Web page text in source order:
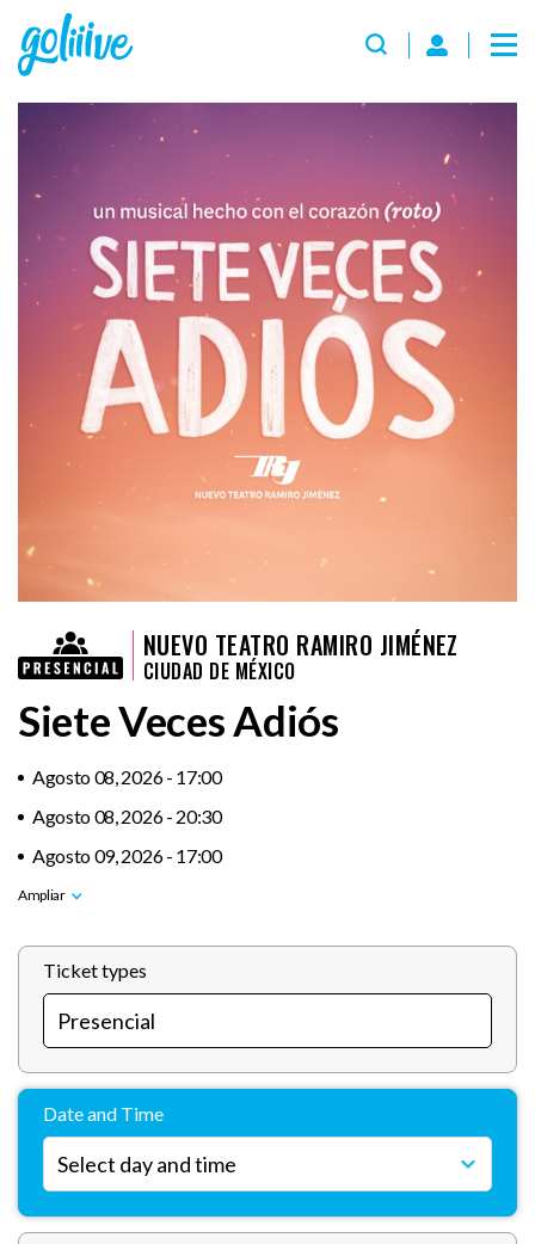
NUEVO TEATRO RAMIRO JIMÉNEZ
CIUDAD DE MÉXICO
Siete Veces Adiós
Agosto 08, 2026 - 17:00
Agosto 08, 2026 - 20:30
Agosto 09, 2026 - 17:00
Ticket types
Date and Time